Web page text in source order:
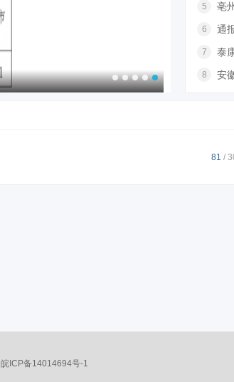
5 亳
6 通
7 泰
00强
8 安
81 /
皖ICP备14014694号-1